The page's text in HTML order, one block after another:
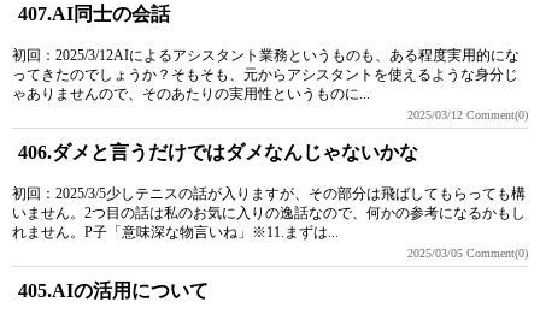
407.AI同士の会話
初回：2025/3/12AIによるアシスタント業務というものも、ある程度実用的にな
ってきたのでしょうか？そもそも、元からアシスタントを使えるような身分じ
ゃありませんので、そのあたりの実用性というものに...
2025/03/12 Comment(0)
406.ダメと言うだけではダメなんじゃないかな
初回：2025/3/5少しテニスの話が入りますが、その部分は飛ばしてもらっても構
いません。2つ目の話は私のお気に入りの逸話なので、何かの参考になるかもし
れません。P子「意味深な物言いね」※11.まずは...
2025/03/05 Comment(0)
405.AIの活用について